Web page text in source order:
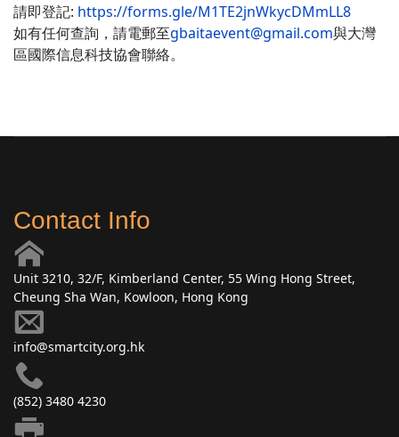
請即登記: https://forms.gle/M1TE2jnWkycDMmLL8
如有任何查詢，請電郵至gbaitaevent@gmail.com與大灣
區國際信息科技協會聯絡。
Contact Info
Unit 3210, 32/F, Kimberland Center, 55 Wing Hong Street,
Cheung Sha Wan, Kowloon, Hong Kong
info@smartcity.org.hk
(852) 3480 4230